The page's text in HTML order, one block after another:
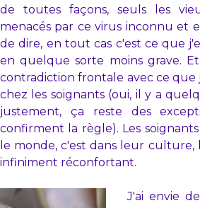
de toutes façons, seuls les
menacés par ce virus inconnu et
de dire, en tout cas c'est ce que
en quelque sorte moins grave.
contradiction frontale avec ce que
chez les soignants (oui, il y a
justement, ça reste des
confirment la règle). Les
le monde, c'est dans leur culture,
infiniment réconfortant.
J'ai envie